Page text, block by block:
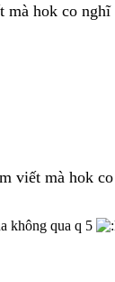
hok co nghĩ
viết mà hok
không qua q 5